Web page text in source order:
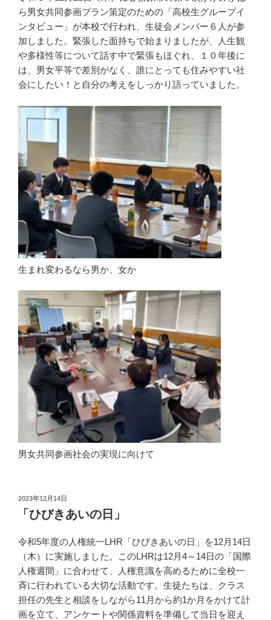
ら男女共同参画プラン策定のための「高校生グループイ
ンタビュー」が本校で行われ、生徒会メンバー６人が参
加しました。緊張した面持ちで始まりましたが、人生観
や多様性等について話す中で緊張もほぐれ、１０年後に
は、男女平等で差別がなく、誰にとっても住みやすい社
会にしたい！と自分の考えをしっかり語っていました。
生まれ変わるなら男か、女か
男女共同参画社会の実現に向けて
投
2023年12月14日
「ひびきあいの日」
令和5年度の人権統一LHR「ひびきあいの日」を12月14日
（木）に実施しました。このLHRは12月4～14日の「国際
人権週間」に合わせて、人権意識を高めるために全校一
斉に行われている大切な活動です。生徒たちは、クラス
担任の先生と相談をしながら11月から約1か月をかけて計
画を立て、アンケートや関係資料を準備して当日を迎え